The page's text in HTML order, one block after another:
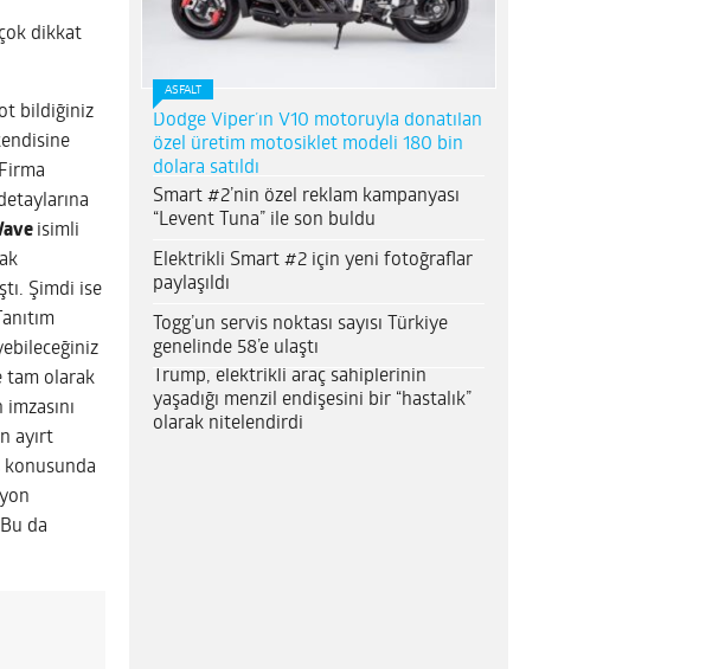
dikkat
bildiğiniz
isimli
Şimdi ise
tam olarak
ayırt
konusunda
da
ASFALT
Dodge Viper’ın V10 motoruyla donatılan
özel üretim motosiklet modeli 180 bin
dolara satıldı
Smart #2’nin özel reklam kampanyası
“Levent Tuna” ile son buldu
Elektrikli Smart #2 için yeni fotoğraflar
paylaşıldı
Togg’un servis noktası sayısı Türkiye
genelinde 58’e ulaştı
Trump, elektrikli araç sahiplerinin
yaşadığı menzil endişesini bir “hastalık”
olarak nitelendirdi